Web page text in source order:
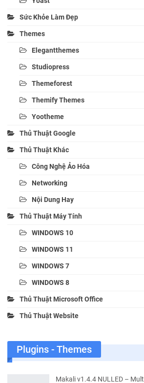
Sức Khỏe Làm Đẹp
Themes
Elegantthemes
Studiopress
Themeforest
Themify Themes
Yootheme
Thủ Thuật Google
Thủ Thuật Khác
Công Nghệ Ảo Hóa
Networking
Nội Dung Hay
Thủ Thuật Máy Tính
WINDOWS 10
WINDOWS 11
WINDOWS 7
WINDOWS 8
Thủ Thuật Microsoft Office
Thủ Thuật Website
Plugins - Themes
Makali v1.4.4 NULLED –